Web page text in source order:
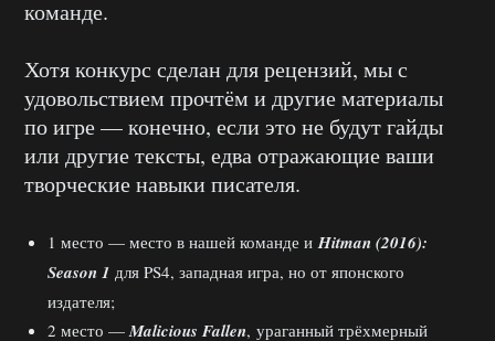
команде.
Хотя конкурс сделан для рецензий, мы с
удовольствием прочтём и другие материалы
по игре — конечно, если это не будут гайды
или другие тексты, едва отражающие ваши
творческие навыки писателя.
1 место — место в нашей команде и Hitman (2016):
Season 1 для PS4, западная игра, но от японского
издателя;
2 место — Malicious Fallen, ураганный трёхмерный